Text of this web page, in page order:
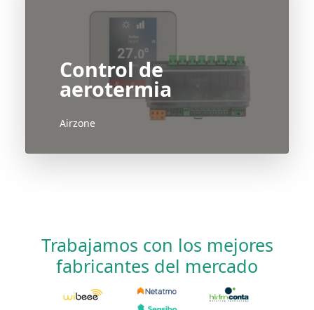
Control de
aerotermia
Airzone
Trabajamos con los mejores
fabricantes del mercado